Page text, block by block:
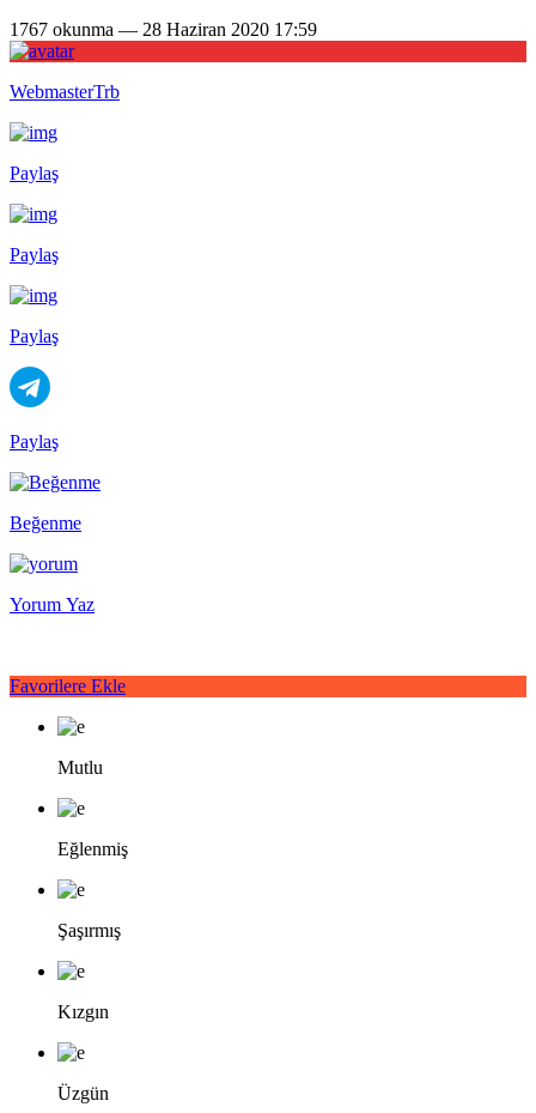
1767 okunma — 28 Haziran 2020 17:59
WebmasterTrb
Paylaş
Paylaş
Paylaş
Paylaş
Beğenme
Yorum Yaz
Favorilere Ekle
Mutlu
Eğlenmiş
Şaşırmış
Kızgın
Üzgün